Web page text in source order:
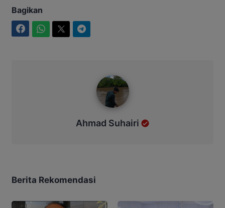
Bagikan
Ahmad Suhairi
Berita Rekomendasi